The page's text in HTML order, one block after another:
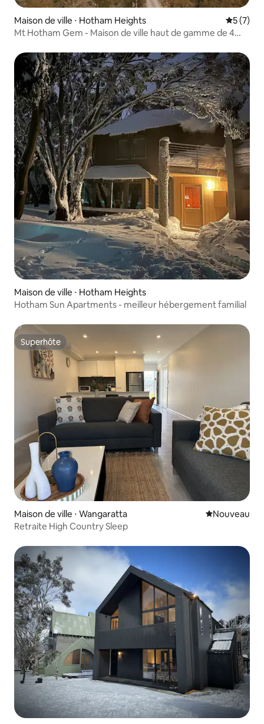
Maison de ville ⋅ Hotham Heights
5 (7)
Mt Hotham Gem - Maison de ville haut de gamme de 4
Maison de ville ⋅ Hotham Heights
Hotham Sun Apartments - meilleur hébergement familial
Superhôte
Superhôte
Maison de ville ⋅ Wangaratta Nouvel
Nouveau
Retraite High Country Sleep